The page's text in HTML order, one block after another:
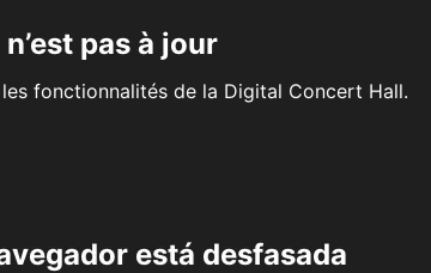
pas à jour
fonctionnalités de la Digital Concert Hall.
está desfasada